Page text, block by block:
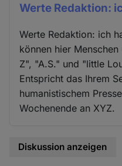
Werte Redaktion:
Werte Redaktion: ich
können hier
Z", "A.S." und "little
Entspricht das Ihrem
humanistischem
Wochenende an XYZ.
Diskussion anzeigen